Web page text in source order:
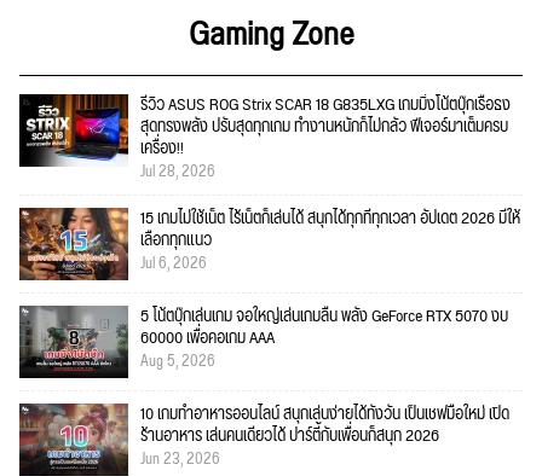
Gaming Zone
รีวิว ASUS ROG Strix SCAR 18 G835LXG เกมมิ่งโน้ตบุ๊กเรือธง
สุดทรงพลัง ปรับสุดทุกเกม ทำงานหนักก็ไม่กลัว ฟีเจอร์มาเต็มครบ
เครื่อง!!
Jul 28, 2026
15 เกมไม่ใช้เน็ต ไร้เน็ตก็เล่นได้ สนุกได้ทุกที่ทุกเวลา อัปเดต 2026 มีให้
เลือกทุกแนว
Jul 6, 2026
5 โน้ตบุ๊กเล่นเกม จอใหญ่เล่นเกมลื่น พลัง GeForce RTX 5070 งบ
60000 เพื่อคอเกม AAA
Aug 5, 2026
10 เกมทำอาหารออนไลน์ สนุกเล่นง่ายได้ทั้งวัน เป็นเชฟมือใหม่ เปิด
ร้านอาหาร เล่นคนเดียวได้ ปาร์ตี้กับเพื่อนก็สนุก 2026
Jun 23, 2026